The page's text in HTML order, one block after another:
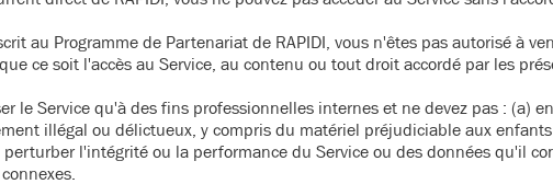
au Programme de Partenariat de RAPIDI, vous n'êtes pas autorisé à
ce soit l'accès au Service, au contenu ou tout droit accordé par les
le Service qu'à des fins professionnelles internes et ne devez pas : (a)
illégal ou délictueux, y compris du matériel préjudiciable aux
l'intégrité ou la performance du Service ou des données qu'il